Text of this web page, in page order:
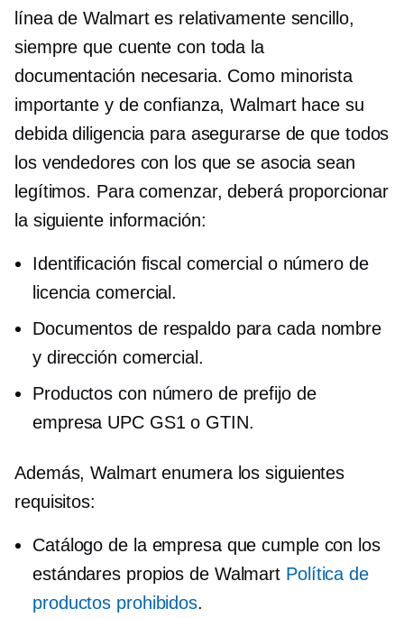
línea de Walmart es relativamente sencillo,
siempre que cuente con toda la
documentación necesaria. Como minorista
importante y de confianza, Walmart hace su
debida diligencia para asegurarse de que todos
los vendedores con los que se asocia sean
legítimos. Para comenzar, deberá proporcionar
la siguiente información:
Identificación fiscal comercial o número de
licencia comercial.
Documentos de respaldo para cada nombre
y dirección comercial.
Productos con número de prefijo de
empresa UPC GS1 o GTIN.
Además, Walmart enumera los siguientes
requisitos:
Catálogo de la empresa que cumple con los
estándares propios de Walmart Política de
productos prohibidos.